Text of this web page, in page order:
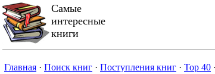
Самые
интересные
книги
Главная · Поиск книг · Поступления книг · Top 40 ·